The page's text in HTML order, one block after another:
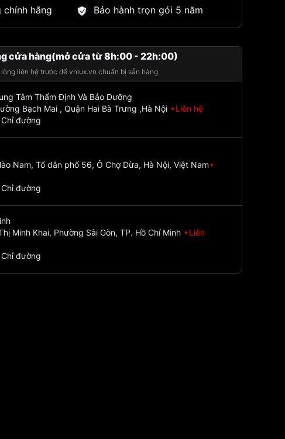
chính hãng
Bảo hành trọn gói 5 năm
cửa hàng(mở cửa từ 8h:00 - 22h:00)
liên hệ trước để vnlux.vn chuẩn bị sẵn hàng
Tâm Thẩm Định Và Bảo Dưỡng
Bạch Mai , Quận Hai Bà Trưng ,Hà Nội
Liên hệ
Chỉ đường
Nam, Tổ dân phố 56, Ô Chợ Dừa, Hà Nội, Việt Nam
Chỉ đường
Minh Khai, Phường Sài Gòn, TP. Hồ Chí Minh
Liên
Chỉ đường